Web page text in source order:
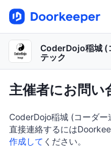
CoderDojo稲城
テック
主催者にお問い
CoderDojo稲城 (コーダ
直接連絡するには
作成して ください。